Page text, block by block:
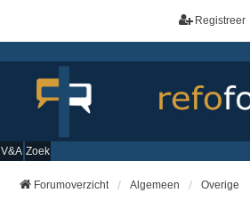
Registreer
V&A Zoek
Forumoverzicht Algemeen Overige